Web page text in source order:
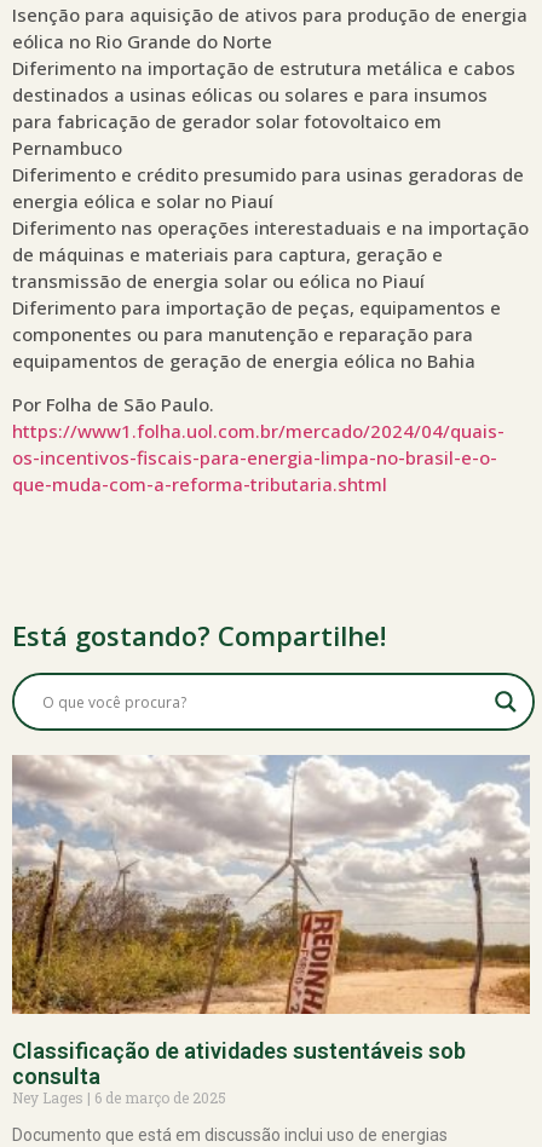
Isenção para aquisição de ativos para produção de energia
eólica no Rio Grande do Norte
Diferimento na importação de estrutura metálica e cabos
destinados a usinas eólicas ou solares e para insumos
para fabricação de gerador solar fotovoltaico em
Pernambuco
Diferimento e crédito presumido para usinas geradoras de
energia eólica e solar no Piauí
Diferimento nas operações interestaduais e na importação
de máquinas e materiais para captura, geração e
transmissão de energia solar ou eólica no Piauí
Diferimento para importação de peças, equipamentos e
componentes ou para manutenção e reparação para
equipamentos de geração de energia eólica no Bahia
Por Folha de São Paulo.
https://www1.folha.uol.com.br/mercado/2024/04/quais-
os-incentivos-fiscais-para-energia-limpa-no-brasil-e-o-
que-muda-com-a-reforma-tributaria.shtml
Está gostando? Compartilhe!
Classificação de atividades sustentáveis sob
consulta
Ney Lages
6 de março de 2025
Documento que está em discussão inclui uso de energias